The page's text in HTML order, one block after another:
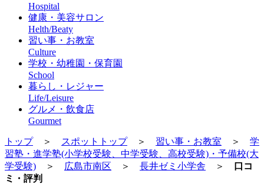
Hospital
健康・美容サロン
Helth/Beaty
習い事・お教室
Culture
学校・幼稚園・保育園
School
暮らし・レジャー
Life/Leisure
グルメ・飲食店
Gourmet
トップ＞ スポットトップ＞ 習い事・お教室 ＞ 学
習塾・進学塾(小学校受験、中学受験、高校受験)・予備校(大
学受験) ＞ 広島市南区 ＞ 長井ゼミ小学舎 ＞
口コ
ミ・評判